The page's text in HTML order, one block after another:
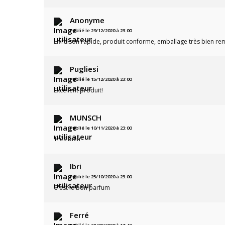
Anonyme
Publié le 29/12/2020 à 23:00
Livraison rapide, produit conforme, emballage très bien
Pugliesi
Publié le 15/12/2020 à 23:00
Excellent produit!
MUNSCH
Publié le 10/11/2020 à 23:00
Très bien
Ibri
Publié le 25/10/2020 à 23:00
C'est le bon parfum
Ferré